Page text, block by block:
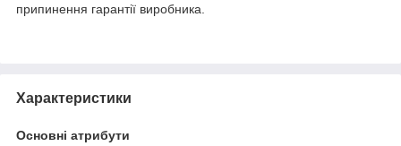
припинення гарантії виробника.
Характеристики
Основні атрибути